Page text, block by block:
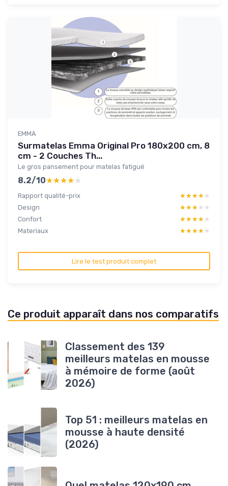
EMMA
Surmatelas Emma Original Pro 180x200 cm, 8
cm - 2 Couches Th...
Le gros pansement pour matelas fatigué
8.2/10★★★★★
★★★★★
Rapport qualité-prix ★★★★★
★★★★★
Design
★★★★★
★★★★★
Confort
★★★★★
★★★★★
Materiaux
★★★★★
★★★★★
Lire le test produit complet
Ce produit apparaît dans nos comparatifs
Classement des 139
meilleurs matelas en mousse
à mémoire de forme (août
2026)
Top 51 : meilleurs matelas en
mousse à haute densité
(2026)